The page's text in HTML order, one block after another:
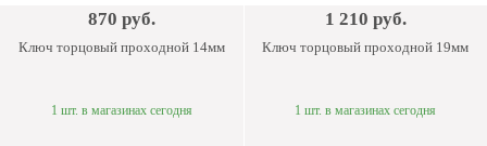
870 руб.
Ключ торцовый проходной 14мм
1 шт. в магазинах сегодня
1 210 руб.
Ключ торцовый проходной 19мм
1 шт. в магазинах сегодня